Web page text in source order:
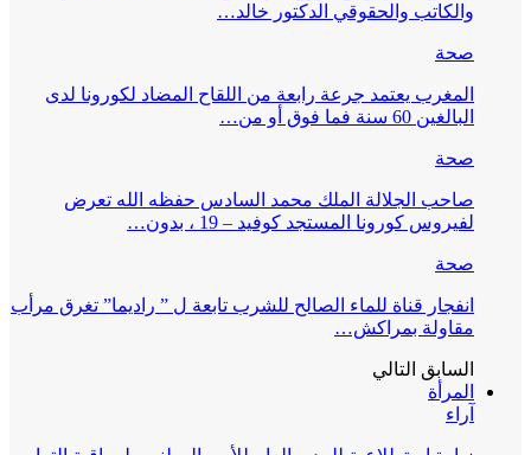
والكاتب والحقوقي الدكتور خالد…
صحة
المغرب يعتمد جرعة رابعة من اللقاح المضاد لكورونا لدى
البالغين 60 سنة فما فوق أو من…
صحة
صاحب الجلالة الملك محمد السادس حفظه الله تعرض
لفيروس كورونا المستجد كوفيد – 19 ، بدون…
صحة
انفجار قناة للماء الصالح للشرب تابعة ل ” راديما” تغرق مرأب
مقاولة بمراكش…
السابق التالي
المرأة
آراء